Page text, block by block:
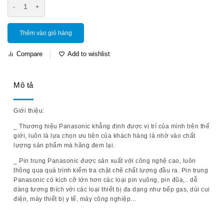
Thêm vào giỏ hàng
Compare Add to wishlist
Mô tả
Giới thiệu:
_ Thương hiệu Panasonic khẳng định được vị trí của mình trên thế
giới, luôn là lựa chọn ưu tiên của khách hàng là nhờ vào chất
lượng sản phẩm mà hãng đem lại.
_ Pin trung Panasonic được sản xuất với công nghệ cao, luôn
thông qua quá trình kiểm tra chặt chẽ chất lượng đầu ra. Pin trung
Panasonic có kích cỡ lớn hơn các loại pin vuông, pin đũa,.. dễ
dàng tương thích với các loại thiết bị đa dạng như bếp gas, dùi cui
điện, máy thiết bị y tế, máy công nghiệp…